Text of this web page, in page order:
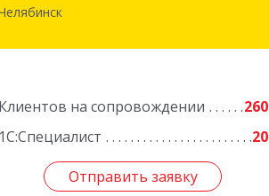
Клиентов на сопровождении
260
1С:Специалист
20
Отправить заявку
454080, Челябинская обл, Челябинск г,
Отправить заявку